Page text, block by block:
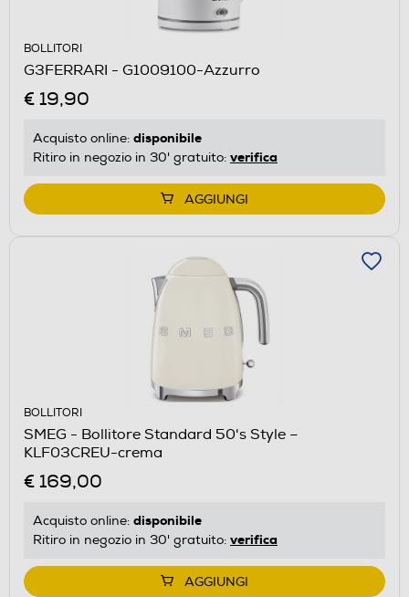
BOLLITORI
G3FERRARI - G1009100-Azzurro
€ 19,90
Acquisto online: disponibile
Ritiro in negozio in 30' gratuito: verifica
AGGIUNGI
BOLLITORI
SMEG - Bollitore Standard 50's Style –
KLF03CREU-crema
€ 169,00
Acquisto online: disponibile
Ritiro in negozio in 30' gratuito: verifica
AGGIUNGI